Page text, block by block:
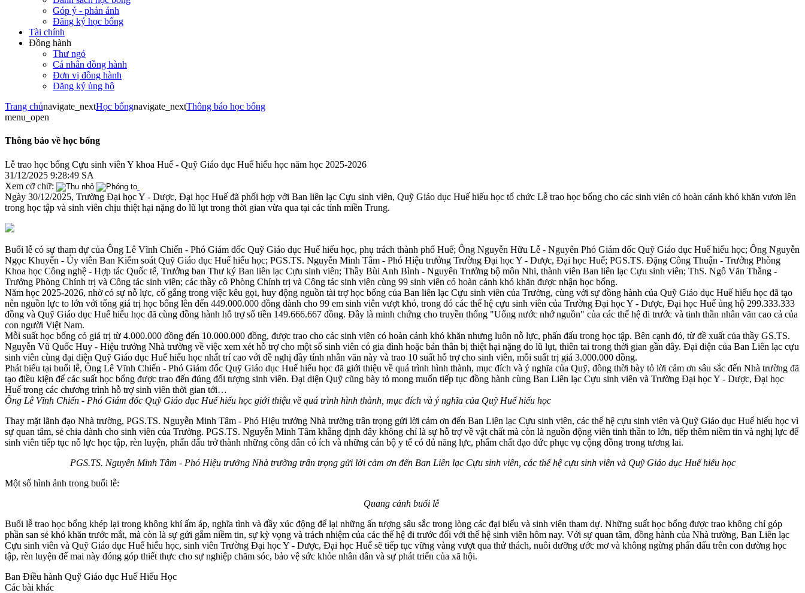
Góp ý - phản ánh
Đăng ký học bổng
Tài chính
Đồng hành
Thư ngỏ
Cá nhân đồng hành
Đơn vị đồng hành
Đăng ký ủng hộ
Trang chủnavigate_nextHọc bổngnavigate_nextThông báo học bổng
menu_open
Thông báo về học bổng
Lễ trao học bổng Cựu sinh viên Y khoa Huế - Quỹ Giáo dục Huế hiếu học năm học 2025-2026
31/12/2025 9:28:49 SA
Xem cỡ chữ:
Ngày 30/12/2025, Trường Đại học Y - Dược, Đại học Huế đã phối hợp với Ban liên lạc Cựu sinh viên, Quỹ Giáo dục Huế hiếu học tổ chức Lễ trao học bổng cho các sinh viên có hoàn cảnh khó khăn vươn lên
trong học tập và sinh viên chịu thiệt hại nặng do lũ lụt trong thời gian vừa qua tại các tỉnh miền Trung.
Buổi lễ có sự tham dự của Ông Lê Vĩnh Chiến - Phó Giám đốc Quỹ Giáo dục Huế hiếu học, phụ trách thành phố Huế; Ông Nguyễn Hữu Lễ - Nguyên Phó Giám đốc Quỹ Giáo dục Huế hiếu học; Ông Nguyễn
Ngọc Khuyến - Ủy viên Ban Kiểm soát Quỹ Giáo dục Huế hiếu học; PGS.TS. Nguyễn Minh Tâm - Phó Hiệu trưởng Trường Đại học Y - Dược, Đại học Huế; PGS.TS. Đặng Công Thuận - Trưởng Phòng
Khoa học Công nghệ - Hợp tác Quốc tế, Trưởng ban Thư ký Ban liên lạc Cựu sinh viên; Thầy Bùi Anh Bình - Nguyên Trưởng bộ môn Nhi, thành viên Ban liên lạc Cựu sinh viên; ThS. Ngô Văn Thắng -
Trưởng Phòng Chính trị và Công tác sinh viên; các thầy cô Phòng Chính trị và Công tác sinh viên cùng 99 sinh viên có hoàn cảnh khó khăn được nhận học bổng.
Năm học 2025-2026, nhờ có sự nỗ lực, cố gắng trong việc kêu gọi, huy động nguồn tài trợ học bổng của Ban liên lạc Cựu sinh viên của Trường, cùng với sự đồng hành của Quỹ Giáo dục Huế hiếu học đã tạo
nên nguồn lực to lớn với tổng giá trị học bổng lên đến 449.000.000 đồng dành cho 99 em sinh viên vượt khó, trong đó các thế hệ cựu sinh viên của Trường Đại học Y - Dược, Đại học Huế ủng hộ 299.333.333
đồng và Quỹ Giáo dục Huế hiếu học đã cùng đồng hành hỗ trợ số tiền 149.666.667 đồng. Đây là minh chứng cho truyền thống "Uống nước nhớ nguồn" của các thế hệ đi trước và tinh thần nhân văn cao cả của
con người Việt Nam.
Mỗi suất học bổng có giá trị từ 4.000.000 đồng đến 10.000.000 đồng, được trao cho các sinh viên có hoàn cảnh khó khăn nhưng luôn nỗ lực, phấn đấu trong học tập. Bên cạnh đó, từ đề xuất của thầy GS.TS.
Nguyễn Vũ Quốc Huy - Hiệu trưởng Nhà trường về việc xem xét hỗ trợ cho một số sinh viên có gia đình hoặc bản thân bị thiệt hại nặng do lũ lụt, thiên tai trong thời gian gần đây. Đại diện của Ban Liên lạc cựu
sinh viên cùng đại diện Quỹ Giáo dục Huế hiếu học nhất trí cao với đề nghị đầy tính nhân văn này và trao 10 suất hỗ trợ cho sinh viên, mỗi suất trị giá 3.000.000 đồng.
Phát biểu tại buổi lễ, Ông Lê Vĩnh Chiến - Phó Giám đốc Quỹ Giáo dục Huế hiếu học đã giới thiệu về quá trình hình thành, mục đích và ý nghĩa của Quỹ, đồng thời bày tỏ lời cảm ơn sâu sắc đến Nhà trường đã
tạo điều kiện để các suất học bổng được trao đến đúng đối tượng sinh viên. Đại diện Quỹ cũng bày tỏ mong muốn tiếp tục đồng hành cùng Ban Liên lạc Cựu sinh viên và Trường Đại học Y - Dược, Đại học
Huế trong các chương trình hỗ trợ sinh viên thời gian tới…
Ông Lê Vĩnh Chiến - Phó Giám đốc Quỹ Giáo dục Huế hiếu học giới thiệu về quá trình hình thành, mục đích và ý nghĩa của Quỹ Huế hiếu học
Thay mặt lãnh đạo Nhà trường, PGS.TS. Nguyễn Minh Tâm - Phó Hiệu trưởng Nhà trường trân trọng gửi lời cảm ơn đến Ban Liên lạc Cựu sinh viên, các thế hệ cựu sinh viên và Quỹ Giáo dục Huế hiếu học vì
sự quan tâm, sẻ chia dành cho sinh viên của Trường. PGS.TS. Nguyễn Minh Tâm khẳng định đây không chỉ là sự hỗ trợ về vật chất mà còn là nguồn động viên tinh thần to lớn, tiếp thêm niềm tin và nghị lực để
sinh viên tiếp tục nỗ lực học tập, rèn luyện, phấn đấu trở thành những công dân có ích và những cán bộ y tế có đủ năng lực, phẩm chất đạo đức phục vụ cộng đồng trong tương lai.
PGS.TS. Nguyễn Minh Tâm - Phó Hiệu trưởng Nhà trường trân trọng gửi lời cảm ơn đến Ban Liên lạc Cựu sinh viên, các thế hệ cựu sinh viên và Quỹ Giáo dục Huế hiếu học
Một số hình ảnh trong buổi lễ:
Quang cảnh buổi lễ
Buổi lễ trao học bổng khép lại trong không khí ấm áp, nghĩa tình và đầy xúc động để lại những ấn tượng sâu sắc trong lòng các đại biểu và sinh viên tham dự. Những suất học bổng được trao không chỉ góp
phần san sẻ khó khăn trước mắt, mà còn là sự gửi gắm niềm tin, sự kỳ vọng và trách nhiệm của các thế hệ đi trước đối với thế hệ sinh viên hôm nay. Với sự quan tâm, đồng hành của Nhà trường, Ban Liên lạc
Cựu sinh viên và Quỹ Giáo dục Huế hiếu học, sinh viên Trường Đại học Y - Dược, Đại học Huế sẽ tiếp tục vững vàng vượt qua thử thách, nuôi dưỡng ước mơ và không ngừng phấn đấu trên con đường học
tập, rèn luyện để mai này đóng góp thiết thực cho sự nghiệp chăm sóc, bảo vệ sức khỏe nhân dân và sự phát triển của xã hội.
Ban Điều hành Quỹ Giáo dục Huế Hiếu Học
Các bài khác